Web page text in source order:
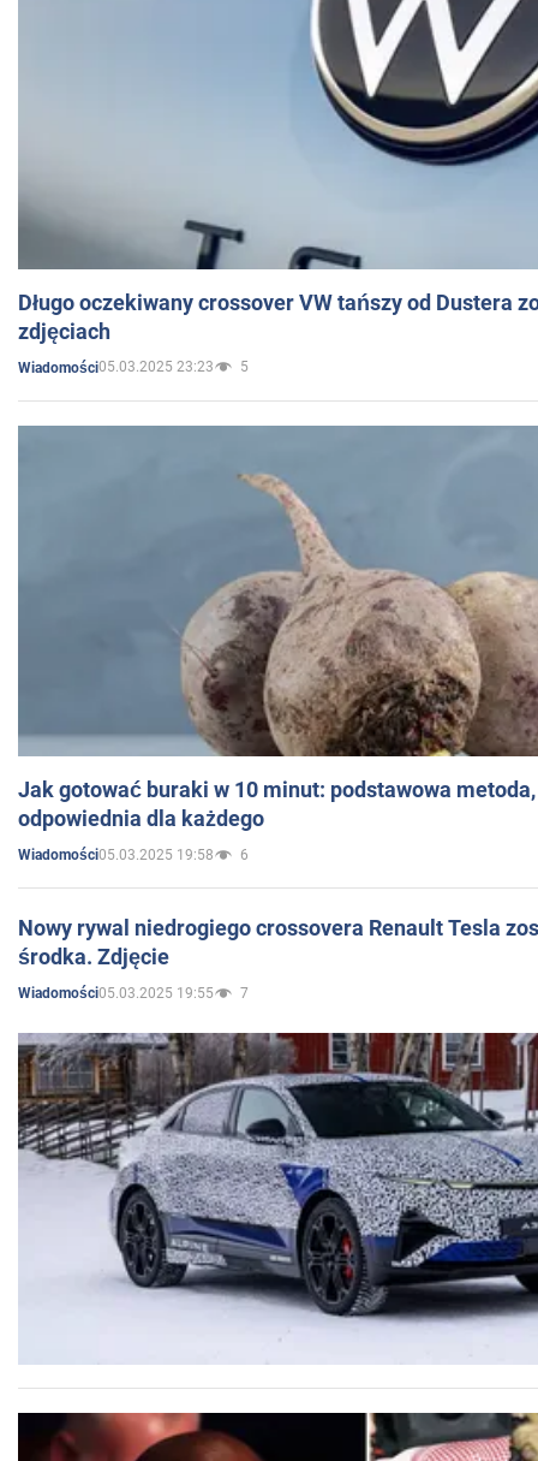
Długo oczekiwany crossover VW tańszy od Dustera
zdjęciach
Wiadomości05.03.2025 23:23 5
Jak gotować buraki w 10 minut: podstawowa
odpowiednia dla każdego
Wiadomości05.03.2025 19:58 6
Nowy rywal niedrogiego crossovera Renault Tesla
środka. Zdjęcie
Wiadomości05.03.2025 19:55 7